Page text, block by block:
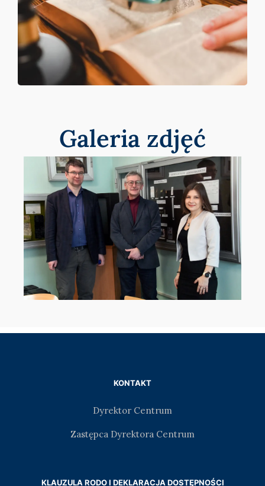
Galeria zdjęć
KONTAKT
Dyrektor Centrum
Zastępca Dyrektora Centrum
KLAUZULA RODO I DEKLARACJA DOSTĘPNOŚCI